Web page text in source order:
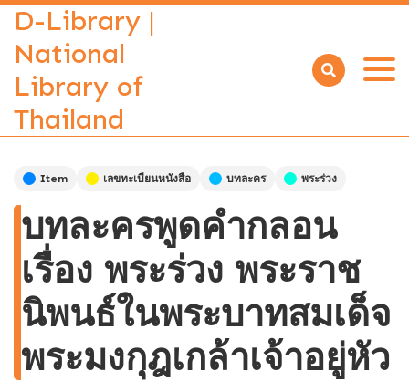
D-Library |
National
Library of
Thailand
Open
Item เลขทะเบียนหนังสือ บทละคร พระร่วง
บทละครพูดคำกลอน
เรื่อง พระร่วง พระราช
นิพนธ์ในพระบาทสมเด็จ
พระมงกุฎเกล้าเจ้าอยู่หัว